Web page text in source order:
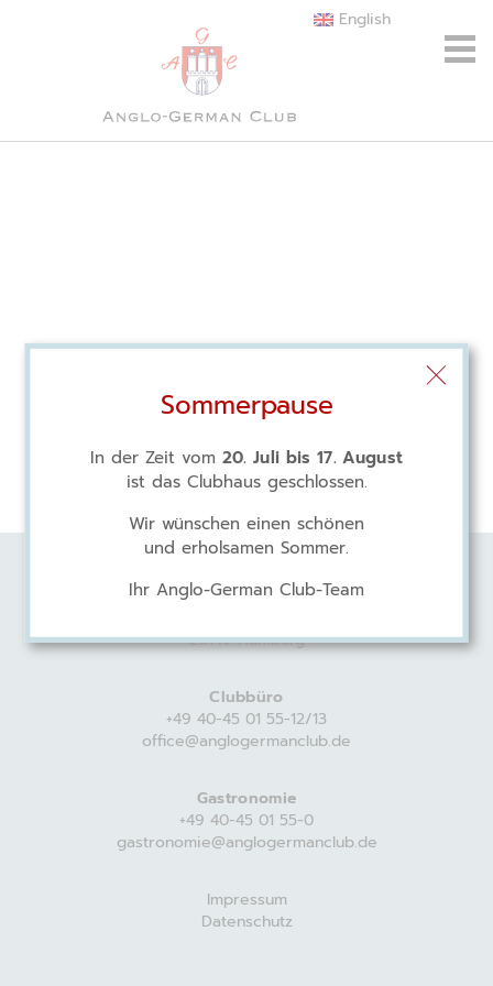
English
Anglo-German Club
20149 Hamburg
Clubbüro
+49 40-45 01 55-12/13
office@anglogermanclub.de
Gastronomie
+49 40-45 01 55-0
gastronomie@anglogermanclub.de
Impressum
Datenschutz
Sommerpause
In der Zeit vom 20. Juli bis 17. August
ist das Clubhaus geschlossen.
Wir wünschen einen schönen
und erholsamen Sommer.
Ihr Anglo-German Club-Team